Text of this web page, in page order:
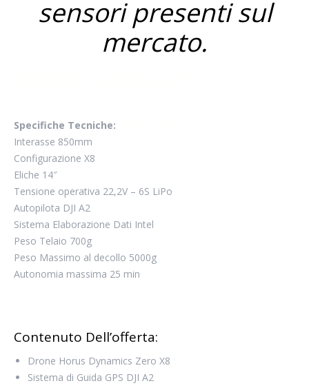
sensori presenti sul
mercato.
Specifiche Tecniche:
Interasse 850mm
Configurazione X8
Eliche 14″
Tensione operativa 22,2V – 6S LiPo
Autopilota DJI A2
Sistema Elaborazione Dati Intel
Peso Telaio 700g
Peso Massimo al decollo 5000g
Autonomia massima 25 min
Contenuto Dell’offerta:
Drone Horus Dynamics Zero X8
Sistema di Guida GPS DJI A2